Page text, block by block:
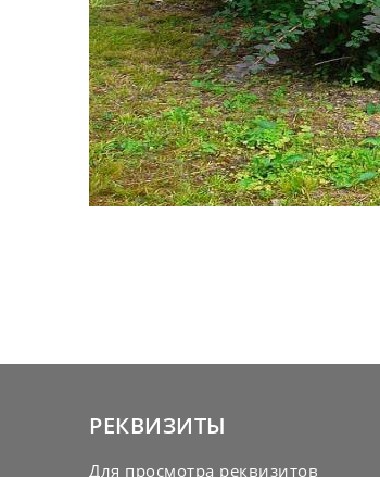
РЕКВИЗИТЫ
Для просмотра реквизитов